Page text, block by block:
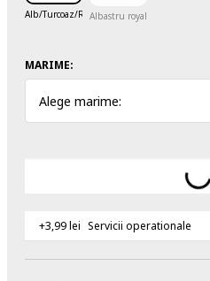
Alb/Turcoaz/RozAlbastru royal/Alb murdar
MARIME:
Alege marime:
+3,99 lei Servicii operationale